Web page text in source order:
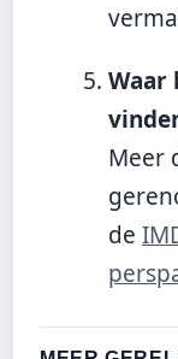
Waar
Meer
de